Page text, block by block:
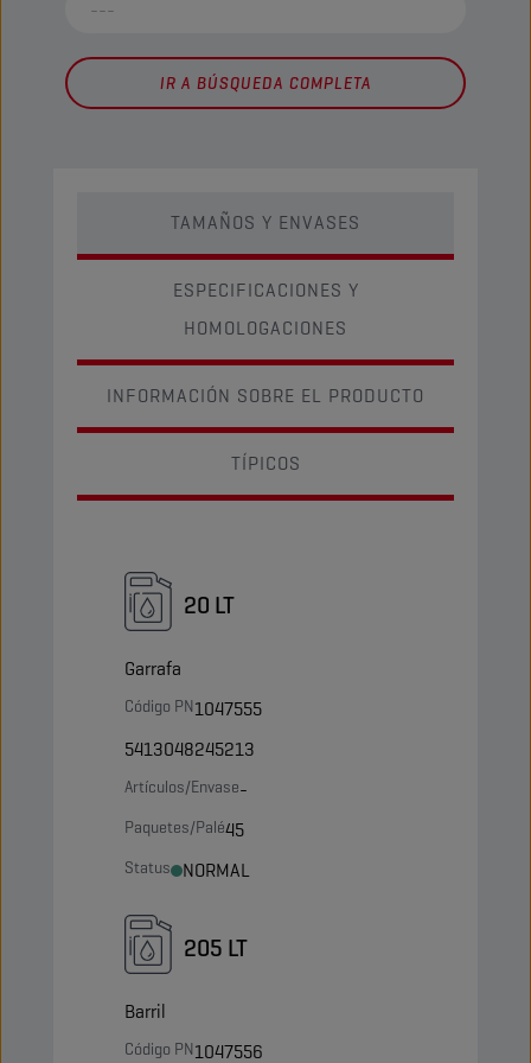
IR A BÚSQUEDA COMPLETA
TAMAÑOS Y ENVASES
ESPECIFICACIONES Y
HOMOLOGACIONES
INFORMACIÓN SOBRE EL PRODUCTO
TÍPICOS
20 LT
Garrafa
Código PN1047555
5413048245213
Artículos/Envase-
Paquetes/Palé45
Status NORMAL
205 LT
Barril
Código PN1047556